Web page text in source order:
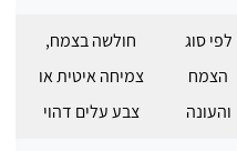
לפי סוג
הצמח
והעונה
חולשה בצמח,
צמיחה איטית או
צבע עלים דהוי